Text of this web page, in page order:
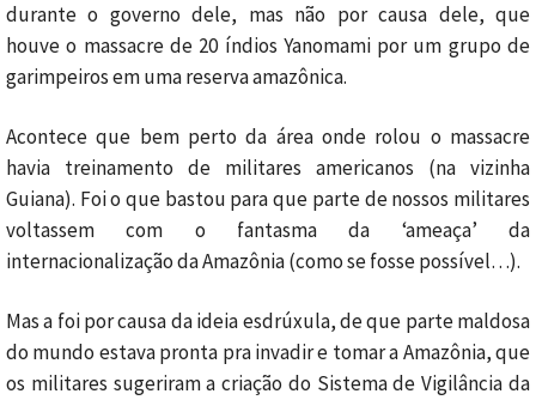
durante o governo dele, mas não por causa dele, que
houve o massacre de 20 índios Yanomami por um grupo de
garimpeiros em uma reserva amazônica.
Acontece que bem perto da área onde rolou o massacre
havia treinamento de militares americanos (na vizinha
Guiana). Foi o que bastou para que parte de nossos militares
voltassem com o fantasma da ‘ameaça’ da
internacionalização da Amazônia (como se fosse possível…).
Mas a foi por causa da ideia esdrúxula, de que parte maldosa
do mundo estava pronta pra invadir e tomar a Amazônia, que
os militares sugeriram a criação do Sistema de Vigilância da